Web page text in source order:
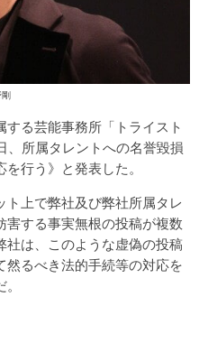
る芸能事務所「トライスト
、所属タレントへの名誉毀損
行う》と発表した。
上で弊社及び弊社所属タレ
する事実無根の投稿が複数
社は、このような虚偽の投稿
然るべき法的手続等の対応を